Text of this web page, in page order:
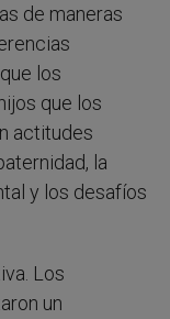
de maneras
los
que los
actitudes
la
y los desafíos
Los
un